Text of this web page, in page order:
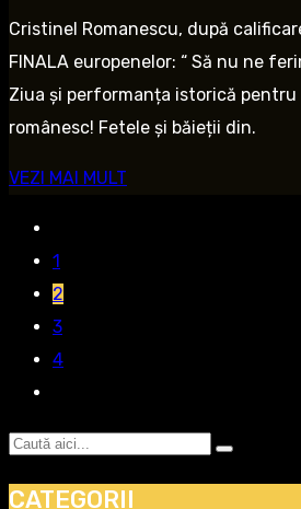
Cristinel Romanescu, după
FINALA europenelor: “ Să nu ne
Ziua și performanța istorică pentru
românesc! Fetele și băieții din.
VEZI MAI MULT
1
2
3
4
CATEGORII